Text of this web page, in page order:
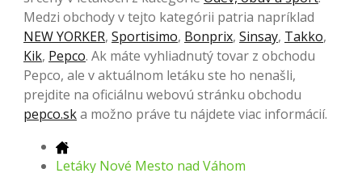
Medzi obchody v tejto kategórii patria napríklad
NEW YORKER, Sportisimo, Bonprix, Sinsay, Takko,
Kik, Pepco. Ak máte vyhliadnutý tovar z obchodu
Pepco, ale v aktuálnom letáku ste ho nenašli,
prejdite na oficiálnu webovú stránku obchodu
pepco.ska možno práve tu nájdete viac informácií.
Letáky Nové Mesto nad Váhom